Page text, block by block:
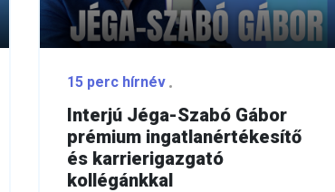
15 perc hírnév
Interjú Jéga-Szabó Gábor
prémium ingatlanértékesítő
és karrierigazgató
kollégánkkal